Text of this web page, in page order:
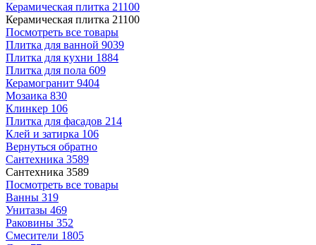
Керамическая плитка 21100
Керамическая плитка 21100
Посмотреть все товары
Плитка для ванной 9039
Плитка для кухни 1884
Плитка для пола 609
Керамогранит 9404
Мозаика 830
Клинкер 106
Плитка для фасадов 214
Клей и затирка 106
Вернуться обратно
Сантехника 3589
Сантехника 3589
Посмотреть все товары
Ванны 319
Унитазы 469
Раковины 352
Смесители 1805